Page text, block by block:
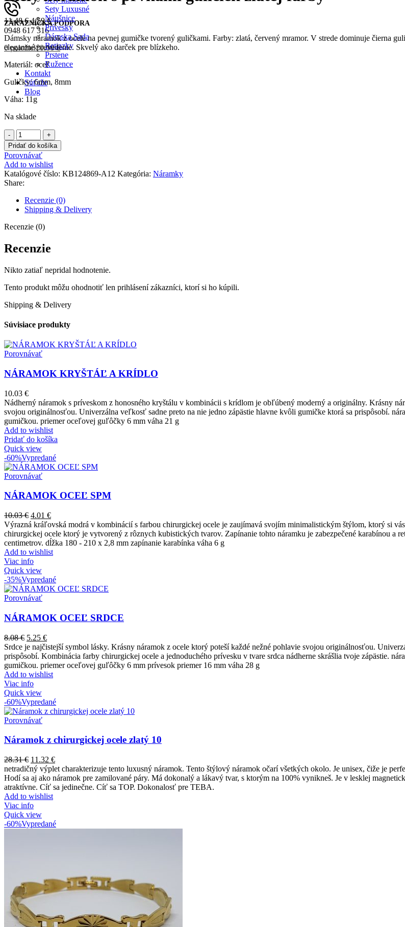
ZÁKAZNÍCKA PODPORA
0948 617 316
0položiek 0.00€
Sety Luxusné
Náušnice
Prívesky
Dámska Sada
Retiazky
Prstene
Ružence
Kontakt
Súťaže
Blog
Želania
11.48€ 4.59€
Dámsky náramok z ocele na pevnej gumičke tvorený guličkami. Farby: zlatá, červený mramor. V strede dominuje čierna
elegantné prevedenie. Skvelý ako darček pre blízkeho.
Materiál: oceľ
Guličky: 6mm, 8mm
Váha: 11g
Na sklade
množstvo
Biely
náramok
s
prvkami
guličiek
zlatej
farby
Pridať do košíka
Porovnávať
Add to wishlist
Katalógové číslo: KB124869-A12 Kategória: Náramky
Share:
Recenzie (0)
Shipping & Delivery
Recenzie (0)
Recenzie
Nikto zatiaľ nepridal hodnotenie.
Tento produkt môžu ohodnotiť len prihlásení zákazníci, ktorí si ho kúpili.
Shipping & Delivery
Súvisiace produkty
Porovnávať
NÁRAMOK KRYŠTÁĽ A KRÍDLO
10.03 €
Nádherný náramok s príveskom z honosného kryštálu v kombinácii s krídlom je obľúbený moderný a originálny. Krásny
svojou originálnosťou. Univerzálna veľkosť sadne preto na nie jedno zápästie hlavne kvôli gumičke ktorá sa prispôsobí.
gumičkou. priemer oceľovej guľôčky 6 mm váha 21 g
Add to wishlist
Pridať do košíka
Quick view
-60%Vypredané
Porovnávať
NÁRAMOK OCEĽ SPM
10.03€ 4.01 €
Výrazná kráľovská modrá v kombinácií s farbou chirurgickej ocele je zaujímavá svojím minimalistickým štýlom, ktorý si
chirurgickej ocele ktorý je vytvorený z rôznych kubistických tvarov. Zapínanie tohto náramku je zabezpečené karabínou a
centimetrov. dĺžka 180 - 210 x 2,8 mm zapínanie karabínka váha 6 g
Add to wishlist
Viac info
Quick view
-35%Vypredané
Porovnávať
NÁRAMOK OCEĽ SRDCE
8.08€ 5.25 €
Srdce je najčistejší symbol lásky. Krásny náramok z ocele ktorý poteší každé nežné pohlavie svojou originálnosťou.
prispôsobí. Kombinácia farby chirurgickej ocele a jednoduchého prívesku v tvare srdca nádherne skrášlia tvoje zápästie.
gumičkou. priemer oceľovej guľôčky 6 mm prívesok priemer 16 mm váha 28 g
Add to wishlist
Viac info
Quick view
-60%Vypredané
Porovnávať
Náramok z chirurgickej ocele zlatý 10
28.31€ 11.32 €
netradičný výplet charakterizuje tento luxusný náramok. Tento štýlový náramok očarí všetkých okolo. Je unisex, čiže je
Hodí sa aj ako náramok pre zamilované páry. Má dokonalý a lákavý tvar, s ktorým na 100% vynikneš. Je v lesklej
atraktívne. Cíť sa jedinečne. Cíť sa TOP. Dokonalosť pre TEBA.
Add to wishlist
Viac info
Quick view
-60%Vypredané